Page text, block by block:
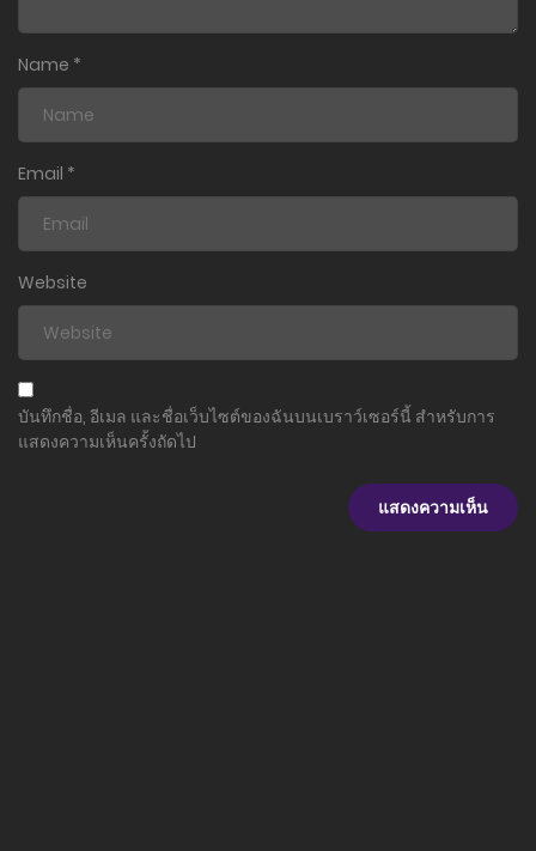
Name *
Email *
Website
บันทึกชื่อ, อีเมล และชื่อเว็บไซต์ของฉันบนเบราว์เซอร์นี้ สำหรับการ
แสดงความเห็นครั้งถัดไป